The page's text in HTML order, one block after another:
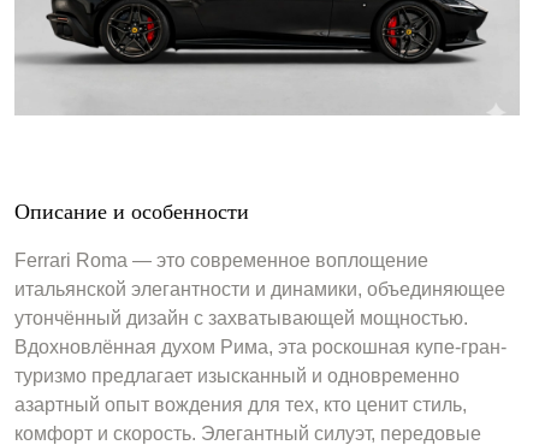
Описание и особенности
Ferrari Roma — это современное воплощение
итальянской элегантности и динамики, объединяющее
утончённый дизайн с захватывающей мощностью.
Вдохновлённая духом Рима, эта роскошная купе-гран-
туризмо предлагает изысканный и одновременно
азартный опыт вождения для тех, кто ценит стиль,
комфорт и скорость. Элегантный силуэт, передовые